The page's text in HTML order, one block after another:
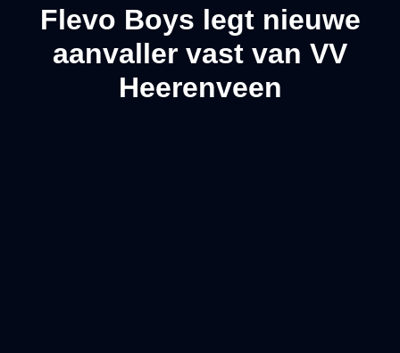
Flevo Boys legt nieuwe
aanvaller vast van VV
Heerenveen